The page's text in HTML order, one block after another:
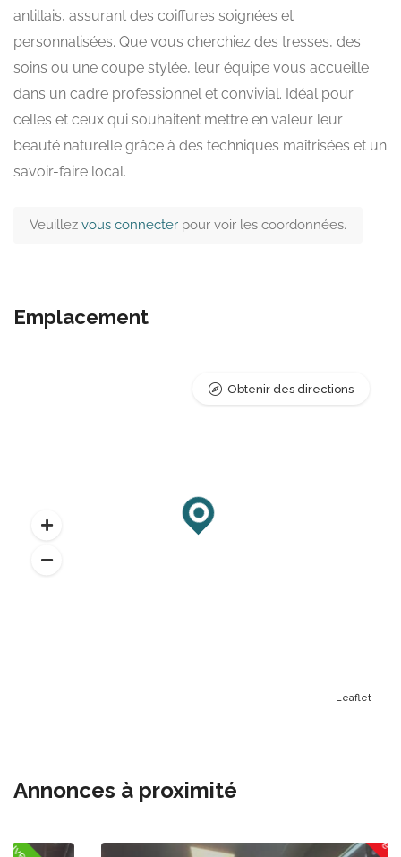
antillais, assurant des coiffures soignées et
personnalisées. Que vous cherchiez des tresses, des
soins ou une coupe stylée, leur équipe vous accueille
dans un cadre professionnel et convivial. Idéal pour
celles et ceux qui souhaitent mettre en valeur leur
beauté naturelle grâce à des techniques maîtrisées et un
savoir-faire local.
Veuillez vous connecter pour voir les coordonnées.
Emplacement
Leaflet
Obtenir des directions
Annonces à proximité